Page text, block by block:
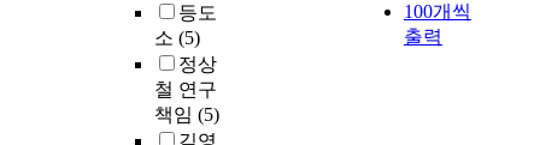
등도
소 (5)
정상
철 연구
책임 (5)
100개씩
출력